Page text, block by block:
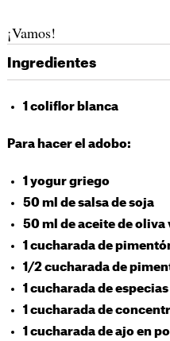
¡Vamos!
Ingredientes
1 coliflor blanca
Para hacer el adobo:
1 yogur griego
50 ml de salsa de soja
50 ml de aceite de oliva
1 cucharada de
1/2 cucharada de
1 cucharada de
1 cucharada de
1 cucharada de ajo en